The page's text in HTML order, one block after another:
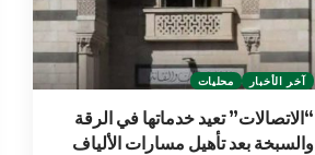
آخر الأخبار محليات
“الاتصالات” تعيد خدماتها في الرقة
والسبخة بعد تأهيل مسارات الألياف